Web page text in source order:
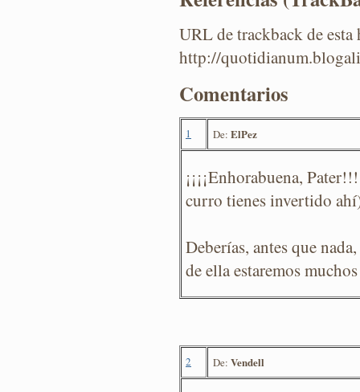
URL de trackback de esta
http://
Comentarios
1 De: ElPez
¡¡¡¡Enhorabuena,
curro tienes invertido
Deberías, antes que
de ella estaremos
2 De: Vendell